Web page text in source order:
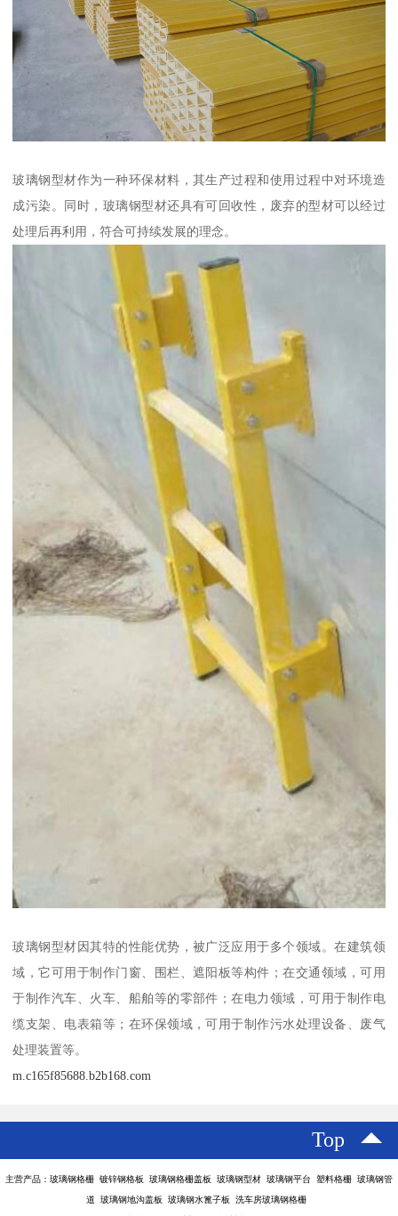
玻璃钢型材作为一种环保材料，其生产过程和使用过程中对环境造
成污染。同时，玻璃钢型材还具有可回收性，废弃的型材可以经过
处理后再利用，符合可持续发展的理念。
玻璃钢型材因其特的性能优势，被广泛应用于多个领域。在建筑领
域，它可用于制作门窗、围栏、遮阳板等构件；在交通领域，可用
于制作汽车、火车、船舶等的零部件；在电力领域，可用于制作电
缆支架、电表箱等；在环保领域，可用于制作污水处理设备、废气
处理装置等。
m.c165f85688.b2b168.com
Top
主营产品：玻璃钢格栅 镀锌钢格板 玻璃钢格栅盖板 玻璃钢型材 玻璃钢平台 塑料格栅 玻璃钢管
道 玻璃钢地沟盖板 玻璃钢水篦子板 洗车房玻璃钢格栅